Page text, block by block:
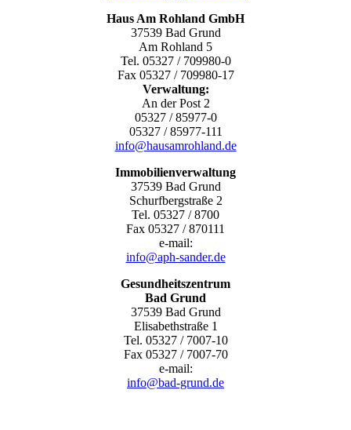
Haus Am Rohland GmbH
37539 Bad Grund
Am Rohland 5
Tel. 05327 / 709980-0
Fax 05327 / 709980-17
Verwaltung:
An der Post 2
05327 / 85977-0
05327 / 85977-111
info@hausamrohland.de
Immobilienverwaltung
37539 Bad Grund
Schurfbergstraße 2
Tel. 05327 / 8700
Fax 05327 / 870111
e-mail:
info@aph-sander.de
Gesundheitszentrum
Bad Grund
37539 Bad Grund
Elisabethstraße 1
Tel. 05327 / 7007-10
Fax 05327 / 7007-70
e-mail:
info@bad-grund.de